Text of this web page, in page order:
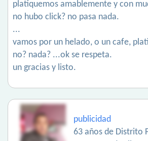
platiquemos amablemente y con
no hubo click? no pasa nada.
...
vamos por un helado, o un cafe,
no? nada? ...ok se respeta.
un gracias y listo.
publicidad
63 años de Distrito